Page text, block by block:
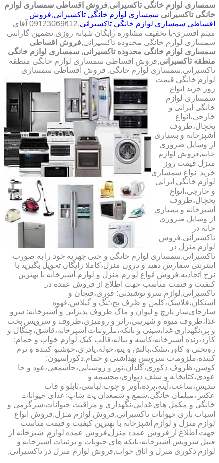
سمساری لوازم خانگی تاکسیرانی,فروش اقساطی سمساری لوازم
خانگی تاکسیرانی سمساری لوازم خانگی تاکسیرانی,فروش
اقساطی سمساری لوازم خانگی تاکسیرانی
,09123069612 آقای
میثم افسری-با تخفیف مشاوره رایگان شبانه روزی تضمین گارانتی
سمساری لوازم خانگی محدوده تاکسیرانی,فروش اقساطی
سمساری لوازم خانگی محدوده تاکسیرانی, سمساری لوازم خانگی
منطقه تاکسیرانی,فروش اقساطی سمساری لوازم خانگی منطقه
تاکسیرانی,سمساری لوازم خانگی, فروش اقساطی سمساری
لوازم خانگی,قیمت
روز خرید انواع
سمساری لوازم
خانگی ایرانی و
خارجی،انواع
یخچال،ظروف
آشپزخانه و بسیاری
از وسایل ضروری
خانه,فروش لوازم
منزل,قیمت روز
خرید انواع سمساری
لوازم خانگی ایرانی
و خارجی،انواع
یخچال،ظروف
آشپزخانه و بسیاری
از وسایل ضروری
خانه در
تاکسیرانی,فروش
لوازم منزل در
تاکسیرانی,سمساری لوازم خانگی و حتی جهزیه خود را به صورت
اینترنتی سفارش دهید و درون منزل،کاملا رایگان تحویل بگیرید با
نرخ اتحادیه,فروش انواع لوازم منزل و لوازم آشپزخانه با بهترین
کیفیت و قیمت مناسب جهت اطلاع از فروش عمده در
تاکسیرانی,لوازم سرو نوشیدنی: قوری،فنجان و
استکان،فلاسک،کلمن و ظرف یخ،تنگ و گیلاس،قهوه
سازچای‌ساز،پارچ و لیوان و ماگ ظروف پذیرایی و آشپزخانه: سرو
غذا،ظروف میوه و شیرینی،رانر و رومیزی،ظروف و سرویس پخت
و پز،نگهداری غذا،سینی و بانکه،ملزومات آشپزخانه،قاشق،چنگال و
کارد،رنده آشپزخانه،کاسه و پیاله،قالب کیک لوازم خواب و حمام:
روتختی و کاور،تشک،بالش و پتو،حوله،پادری،خوشبو کننده و نرم
کننده،ملزومات سرویس بهداشتی و حمام.دکوراسیون:
کوسن،ظروف دکوری،گلدان،نور و روشنایی،جاشمعی،عود و جا
عودی،کتابخانه و شلف دیواری،مجسمه و
تندیس،ساعت،آینه،پرده،آویز و چوب لباسی،تابلو و قاب
عکس،مبلمان خانگی،شمع و شمعدان پت شاپ: غذای حیوانات
خانگی و مکمل های غذایی،نگهداری و مراقبت حیوانات،سرگرمی و
اسباب بازی حیوانات تاکسیرانی,فروش لوازم منزل,فروش انواع
لوازم منزل و لوازم آشپزخانه با بهترین کیفیت و قیمت مناسب
جهت اطلاع از فروش عمده منزل,فروش عمده لوازم آشپزخانه از
قبیل سرویس آشپزخانه،بانکه های حبوبات و تزئینات آشپزخانه و
لوازم دکوری منزل و اتاق خواب,فروش لوازم منزل در تاکسیرانی,